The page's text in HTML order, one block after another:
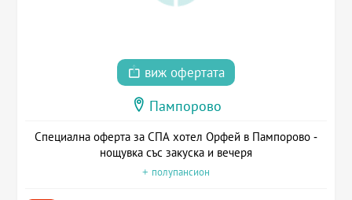
виж офертата
Пампорово
Специална оферта за СПА хотел Орфей в Пампорово -
нощувка със закуска и вечеря
+ полупансион